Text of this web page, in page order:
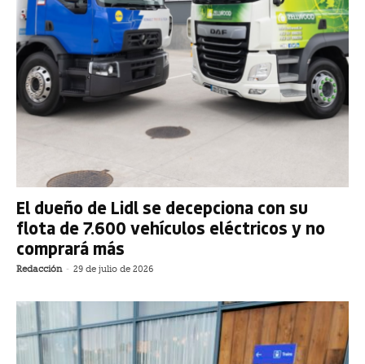
El dueño de Lidl se decepciona con su
flota de 7.600 vehículos eléctricos y no
comprará más
Redacción - 29 de julio de 2026